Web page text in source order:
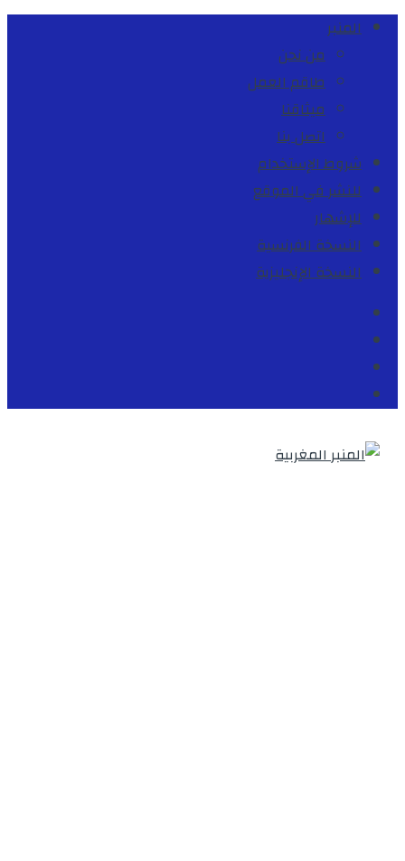
المنبر
من نحن
طاقم العمل
ميثاقنا
اتصل بنا
شروط الإستخدام
للنشر في الموقع
للإشهار
النسخة الفرنسية
النسخة الإنجليزية